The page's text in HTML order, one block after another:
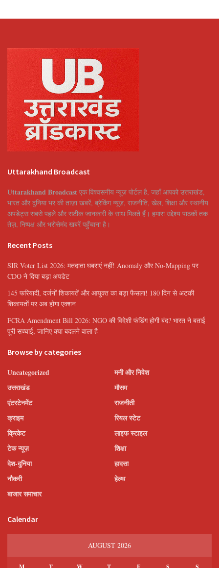
Uttarakhand Broadcast
Uttarakhand Broadcast एक विश्वसनीय न्यूज़ पोर्टल है, जहाँ आपको उत्तराखंड,
भारत और दुनिया भर की ताज़ा खबरें, ब्रेकिंग न्यूज़, राजनीति, खेल, शिक्षा और स्थानीय
अपडेट्स सबसे पहले और सटीक जानकारी के साथ मिलते हैं। हमारा उद्देश्य पाठकों तक
तेज़, निष्पक्ष और भरोसेमंद खबरें पहुँचाना है।
Recent Posts
SIR Voter List 2026: मतदाता घबराएं नहीं! Anomaly और No-Mapping पर
CDO ने दिया बड़ा अपडेट
145 फरियादी, दर्जनों शिकायतें और आयुक्त का बड़ा फैसला! 180 दिन से अटकी
शिकायतों पर अब होगा एक्शन
FCRA Amendment Bill 2026: NGO की विदेशी फंडिंग होगी बंद? भारत ने बताई
पूरी सच्चाई, जानिए क्या बदलने वाला है
Browse by categories
Uncategorized
उत्तराखंड
एंटरटेनमेंट
क्राइम
क्रिकेट
टेक न्यूज़
देश-दुनिया
नौकरी
बाजार समाचार
मनी और निवेश
मौसम
राजनीती
रियल स्टेट
लाइफ स्टाइल
शिक्षा
हादसा
हेल्थ
Calendar
AUGUST 2026